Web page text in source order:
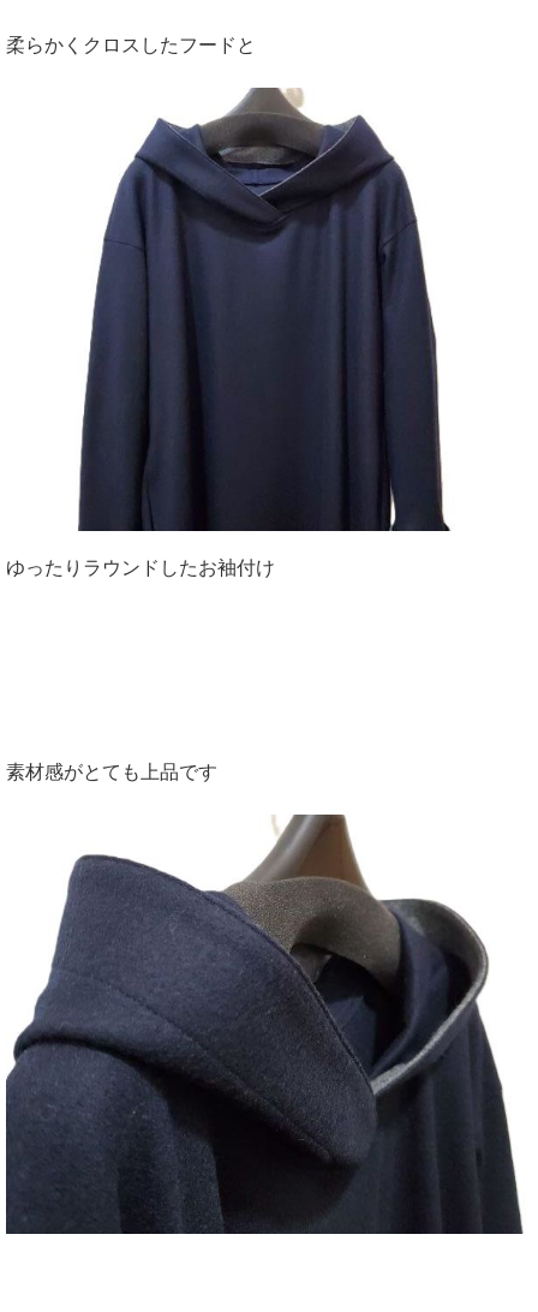
柔らかくクロスしたフードと
ゆったりラウンドしたお袖付け
素材感がとても上品です